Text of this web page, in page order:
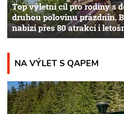
Top výletní cíl pro rodiny s
druhou polovinu prázdnin.
nabízí přes 80 atrakcí i
NA VÝLET S QAPEM